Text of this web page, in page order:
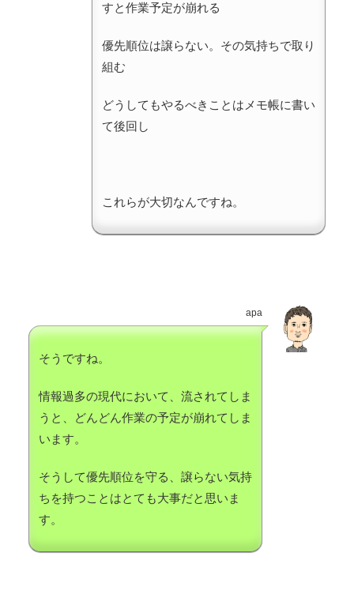
すと作業予定が崩れる
優先順位は譲らない。その気持ちで取り
組む
どうしてもやるべきことはメモ帳に書い
て後回し
これらが大切なんですね。
apa
そうですね。
情報過多の現代において、流されてしま
うと、どんどん作業の予定が崩れてしま
います。
そうして優先順位を守る、譲らない気持
ちを持つことはとても大事だと思いま
す。